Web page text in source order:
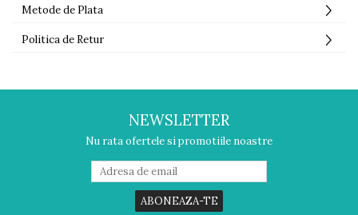
Metode de Plata
Politica de Retur
NEWSLETTER
Nu rata ofertele si promotiile noastre